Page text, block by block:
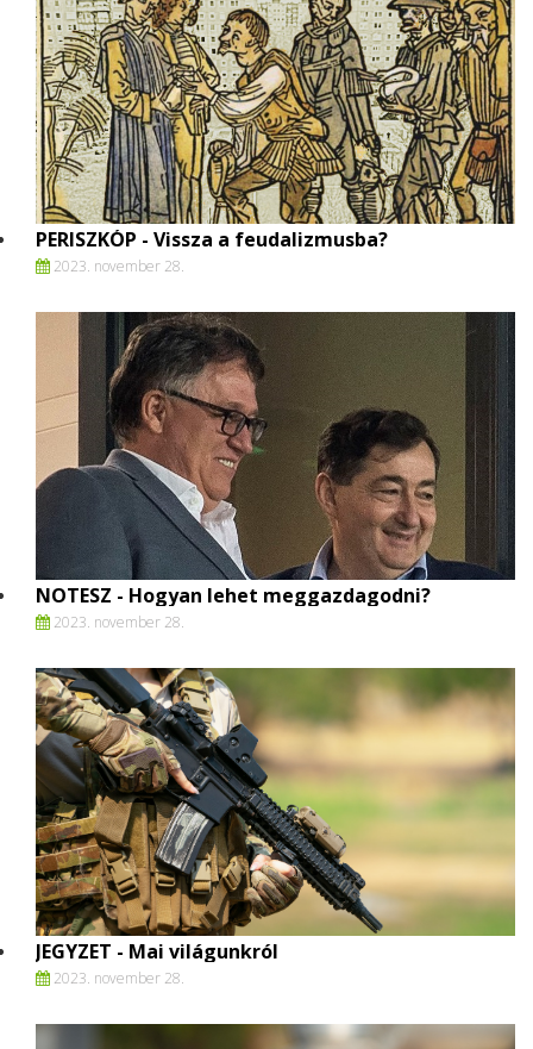
PERISZKÓP - Vissza a feudalizmusba?
2023. november 28.
NOTESZ - Hogyan lehet meggazdagodni?
2023. november 28.
JEGYZET - Mai világunkról
2023. november 28.